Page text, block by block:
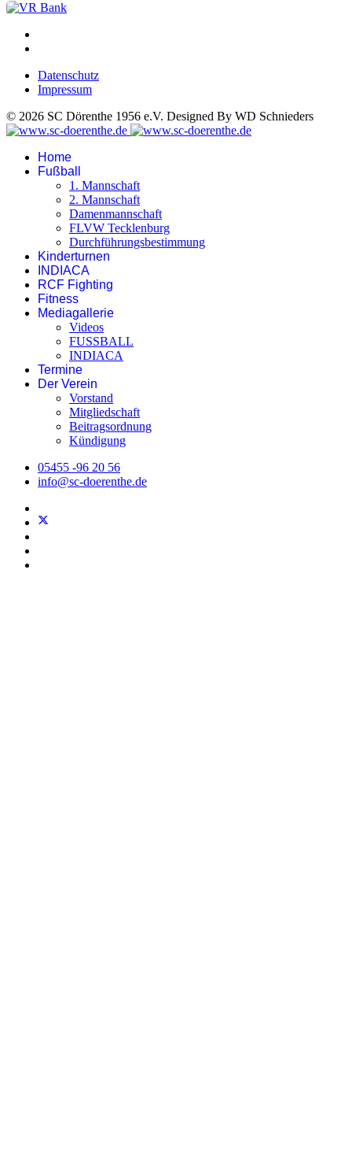
Datenschutz
Impressum
© 2026 SC Dörenthe 1956 e.V. Designed By WD Schnieders
Home
Fußball
1. Mannschaft
2. Mannschaft
Damenmannschaft
FLVW Tecklenburg
Durchführungsbestimmung
Kinderturnen
INDIACA
RCF Fighting
Fitness
Mediagallerie
Videos
FUSSBALL
INDIACA
Termine
Der Verein
Vorstand
Mitgliedschaft
Beitragsordnung
Kündigung
05455 -96 20 56
info@sc-doerenthe.de